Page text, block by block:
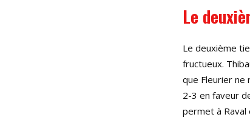
Le
Le deuxième
fructueux.
que Fleurier ne
2-3 en faveur
permet à